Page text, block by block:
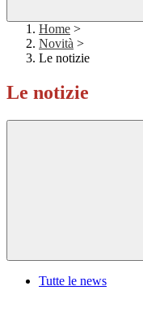
Home >
Novità >
Le notizie
Le notizie
Tutte le news